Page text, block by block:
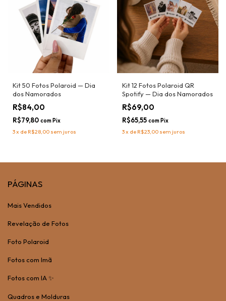
Kit 50 Fotos Polaroid — Dia
dos Namorados
R$84,00
R$79,80 com Pix
3x de R$28,00 sem juros
Kit 12 Fotos Polaroid QR
Spotify — Dia dos Namorados
R$69,00
R$65,55 com Pix
3x de R$23,00 sem juros
PÁGINAS
Mais Vendidos
Revelação de Fotos
Foto Polaroid
Fotos com Imã
Fotos com IA ✨
Quadros e Molduras